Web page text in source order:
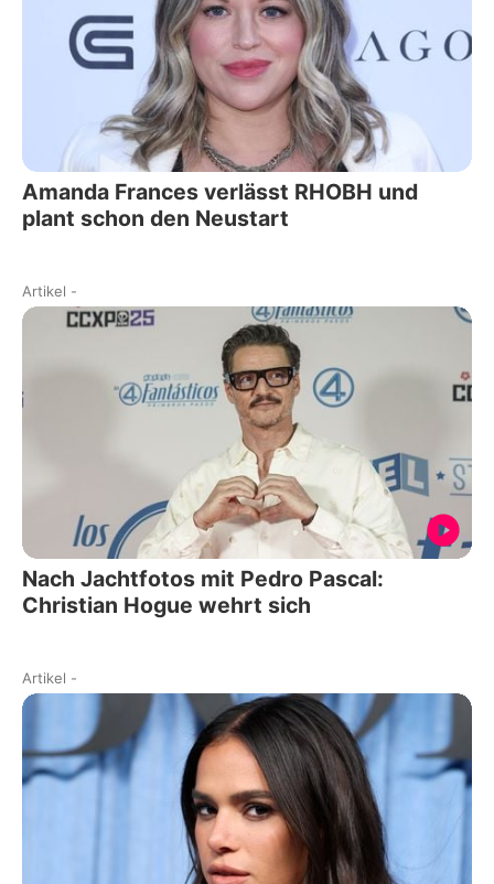
Amanda Frances verlässt RHOBH und
plant schon den Neustart
Artikel -
Nach Jachtfotos mit Pedro Pascal:
Christian Hogue wehrt sich
Artikel -